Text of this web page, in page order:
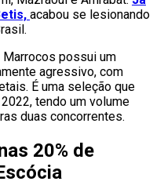
acabou se lesionando
Marrocos possui um
agressivo, com
É uma seleção que
tendo um volume
duas concorrentes.
20% de